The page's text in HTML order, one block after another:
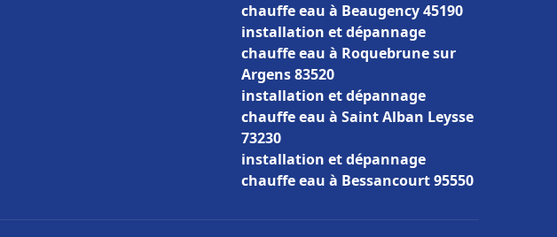
chauffe eau à Beaugency 45190
installation et dépannage
chauffe eau à Roquebrune sur
Argens 83520
installation et dépannage
chauffe eau à Saint Alban Leysse
73230
installation et dépannage
chauffe eau à Bessancourt 95550